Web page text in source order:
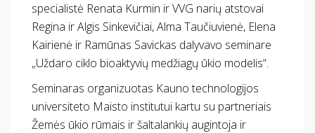
specialistė Renata Kurmin ir VVG narių atstovai
Regina ir Algis Sinkevičiai, Alma Taučiuvienė, Elena
Kairienė ir Ramūnas Savickas dalyvavo seminare
„Uždaro ciklo bioaktyvių medžiagų ūkio modelis“.
Seminaras organizuotas Kauno technologijos
universiteto Maisto institutui kartu su partneriais
Žemės ūkio rūmais ir šaltalankių augintoja ir